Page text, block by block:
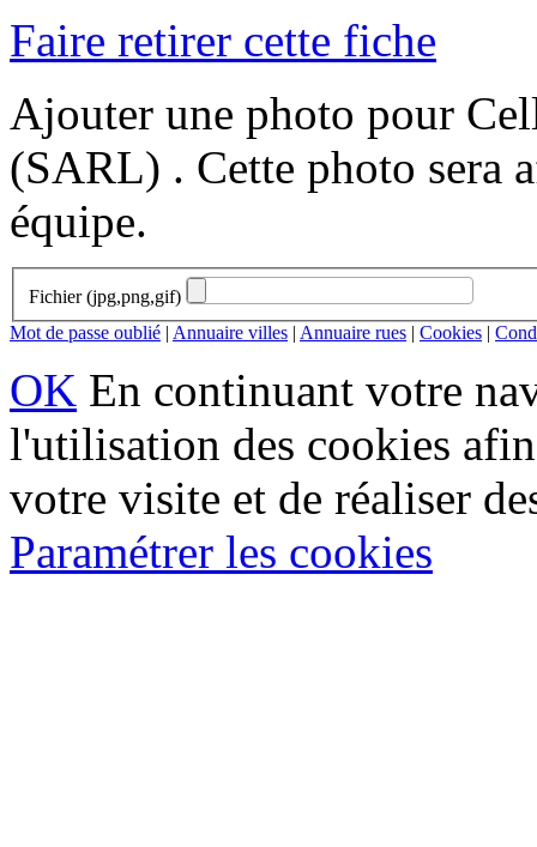
Faire retirer cette fiche
Ajouter une photo pour
(SARL) . Cette photo sera
équipe.
Fichier (jpg,png,gif)
Mot de passe oublié | Annuaire villes | Annuaire rues | Cookies |
OK En continuant votre
l'utilisation des cookies
votre visite et de réaliser
Paramétrer les cookies